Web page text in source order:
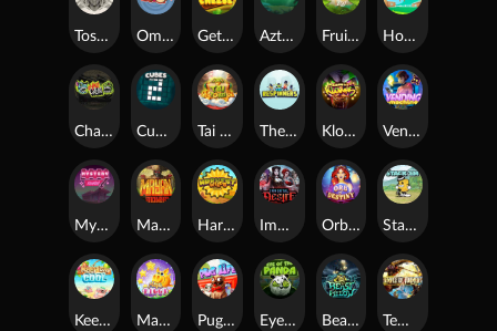
Toshi Video Club OmNom Get The Cheese Aztec Twist Fruit Duel Hop'n'Pop
Chaos Crew Cubes 2 Tai The Toad The Respinners Klowns Vending Machine
Mystery Motel Mayan Stackways Harvest Wilds Immortal Desire Orb of Destiny Stack'em
Keep 'em Cool Magic Piggy Pug Life Eye of the Panda Beast Below Temple of Torment